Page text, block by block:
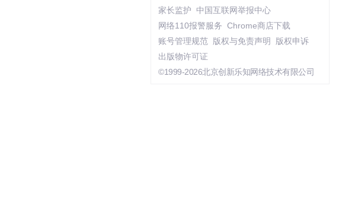
家长监护
中国互联网举报中心
网络110报警服务 Chrome商店下载
账号管理规范
版权与免责声明
版权申诉
出版物许可证
©1999-2026北京创新乐知网络技术有限公司